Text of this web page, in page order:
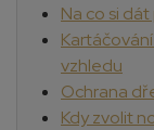
Na co si
vzhledu
Ochrana
Kdy zvolit